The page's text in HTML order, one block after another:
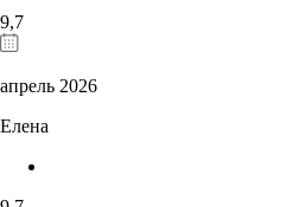
9,7
апрель 2026
Елена